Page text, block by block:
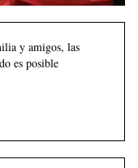
y amigos, las
es posible